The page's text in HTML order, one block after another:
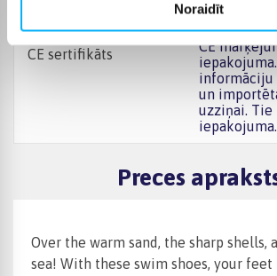
Noraidīt
CE sertifikāts
prasībām
rotaļlietām.
CE
informāciju
un
uzziņai.
iepakojuma.
Preces
Over the warm sand, the sharp shells,
sea! With these swim shoes, your feet